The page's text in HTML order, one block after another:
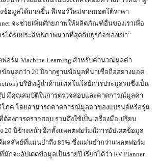
ข้อมูลได้มากขึ้น ฟีเจอร์ใหม่จากมอตโต้ราคา
จะช่วยเพิ่มศักยภาพให้ผลิตภัณฑ์อื่นของเราเพื่อ
ได้รับประสิทธิภาพมากที่สุดกับธุรกิจของเขา”
ฟอร์ม Machine Learning สำหรับคำนวณมูลค่า
ข้อมูลกว่า 20 ปีจากฐานข้อมูลที่น่าเชื่อถืออย่างมอต
บริษัทผู้นําด้านเทคโนโลยีการประมูลรถซึ่งเป็น
ป มีคุณสมบัติในการตรวจสอบและคาดการณ์มูลค่า
ภค โดยสามารถคาดการณ์มูลค่าของแบรนด์หรือรุ่น
องการตรวจสอบ รวมถึงใช้เป็นเครื่องมือเปรียบ
20 ปีข้างหน้า อีกทั้งแพลตฟอร์มมีการอัปเดตข้อมูล
ผลลัพธ์ที่แม่นยำถึง 85% ซึ่งแม่นยำกว่าแพลตฟอร์ม
กจะอัปเดตข้อมูลเป็นรายปี เรียกได้ว่า RV Planner